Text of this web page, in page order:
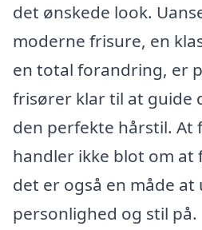
det ønskede look.
moderne frisure, en
en total forandring, er
frisører klar til at guide
den perfekte hårstil. At
handler ikke blot om at
det er også en måde
personlighed og stil på.